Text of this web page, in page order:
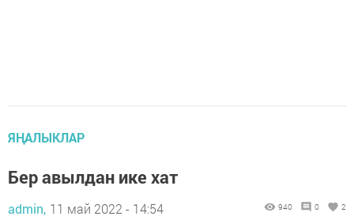
ЯҢАЛЫКЛАР
Бер авылдан ике хат
admin, 11 май 2022 - 14:54 940 0 2